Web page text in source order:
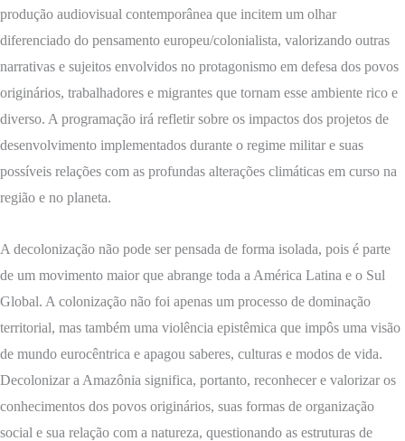
produção audiovisual contemporânea que incitem um olhar
diferenciado do pensamento europeu/colonialista, valorizando outras
narrativas e sujeitos envolvidos no protagonismo em defesa dos povos
originários, trabalhadores e migrantes que tornam esse ambiente rico e
diverso. A programação irá refletir sobre os impactos dos projetos de
desenvolvimento implementados durante o regime militar e suas
possíveis relações com as profundas alterações climáticas em curso na
região e no planeta.
A decolonização não pode ser pensada de forma isolada, pois é parte
de um movimento maior que abrange toda a América Latina e o Sul
Global. A colonização não foi apenas um processo de dominação
territorial, mas também uma violência epistêmica que impôs uma visão
de mundo eurocêntrica e apagou saberes, culturas e modos de vida.
Decolonizar a Amazônia significa, portanto, reconhecer e valorizar os
conhecimentos dos povos originários, suas formas de organização
social e sua relação com a natureza, questionando as estruturas de